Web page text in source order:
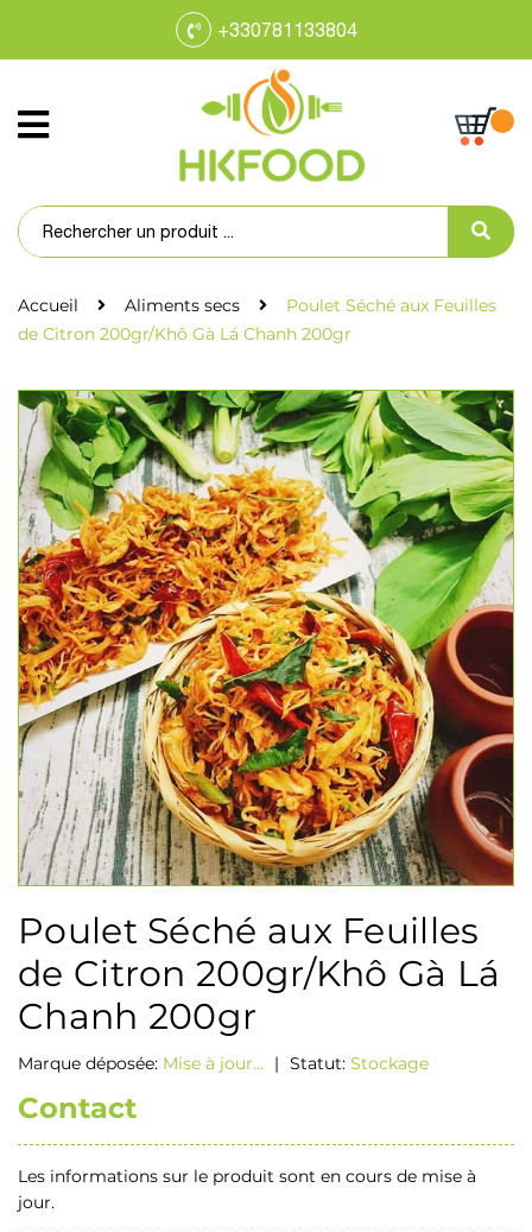
+330781133804
Accueil Aliments secs
Poulet Séché aux Feuilles
de Citron 200gr/Khô Gà Lá Chanh 200gr
Poulet Séché aux Feuilles
de Citron 200gr/Khô Gà Lá
Chanh 200gr
Marque déposée: Mise à jour... | Statut: Stockage
Contact
Les informations sur le produit sont en cours de mise à
jour.